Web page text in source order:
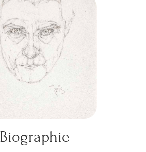
Biographie